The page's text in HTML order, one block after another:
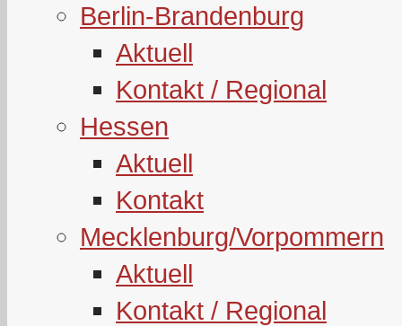
Berlin-Brandenburg
Aktuell
Kontakt / Regional
Hessen
Aktuell
Kontakt
Mecklenburg/Vorpommern
Aktuell
Kontakt / Regional